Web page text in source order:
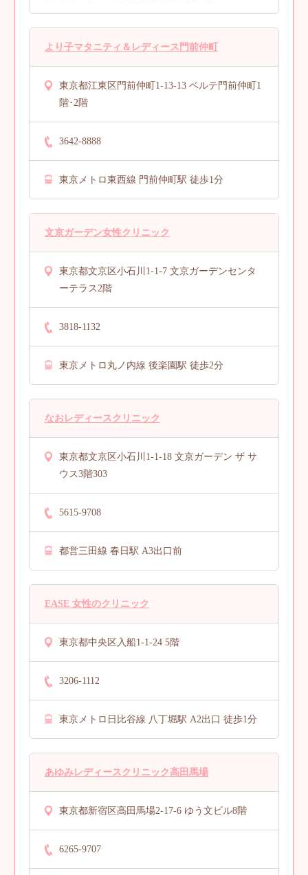
より子マタニティ＆レディース門前仲町
東京都江東区門前仲町1-13-13 ベルテ門前仲町1
階･2階
3642-8888
東京メトロ東西線 門前仲町駅 徒歩1分
文京ガーデン女性クリニック
東京都文京区小石川1-1-7 文京ガーデンセンタ
ーテラス2階
3818-1132
東京メトロ丸ノ内線 後楽園駅 徒歩2分
なおレディースクリニック
東京都文京区小石川1-1-18 文京ガーデン ザ サ
ウス3階303
5615-9708
都営三田線 春日駅 A3出口前
EASE 女性のクリニック
東京都中央区入船1-1-24 5階
3206-1112
東京メトロ日比谷線 八丁堀駅 A2出口 徒歩1分
あゆみレディースクリニック高田馬場
東京都新宿区高田馬場2-17-6 ゆう文ビル8階
6265-9707